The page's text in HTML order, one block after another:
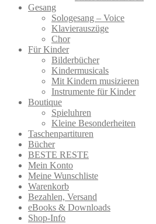
Gesang
Sologesang – Voice
Klavierauszüge
Chor
Für Kinder
Bilderbücher
Kindermusicals
Mit Kindern musizieren
Instrumente für Kinder
Boutique
Spieluhren
Kleine Besonderheiten
Taschenpartituren
Bücher
BESTE RESTE
Mein Konto
Meine Wunschliste
Warenkorb
Bezahlen, Versand
eBooks & Downloads
Shop-Info